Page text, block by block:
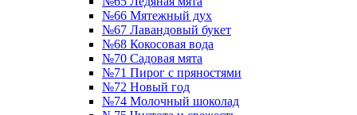
№66 Мятежный дух
№67 Лавандовый букет
№68 Кокосовая вода
№70 Садовая мята
№71 Пирог с пряностями
№72 Новый год
№74 Молочный шоколад